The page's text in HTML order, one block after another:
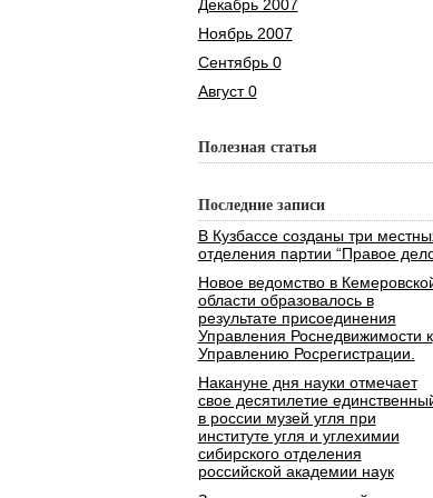
Декабрь 2007
Ноябрь 2007
Сентябрь 0
Август 0
Полезная статья
Последние записи
В Кузбассе созданы три
отделения партии “Правое
Новое ведомство в
области образовалось в
результате присоединения
Управления Роснедвижимости к
Управлению Росрегистрации.
Накануне дня науки отмечает
свое десятилетие
в россии музей угля при
институте угля и углехимии
сибирского отделения
российской академии наук